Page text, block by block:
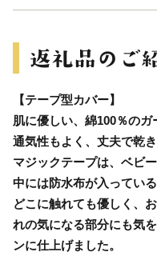
【テープ型カバー】
肌に優しい、綿100％のガ
通気性もよく、丈夫で乾
マジックテープは、ベビ
中には防水布が入ってい
どこに触れても優しく、
れの気になる部分にも気
ンに仕上げました。